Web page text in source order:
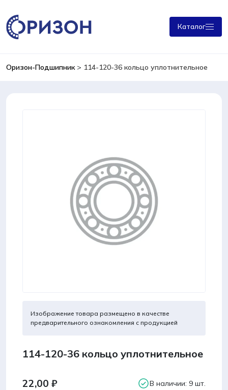
Каталог
Оризон-Подшипник> 114-120-36 кольцо уплотнительное
Изображение товара размещено в качестве
предварительного ознакомления с продукцией
114-120-36 кольцо уплотнительное
22,00 ₽ В наличии: 9 шт.